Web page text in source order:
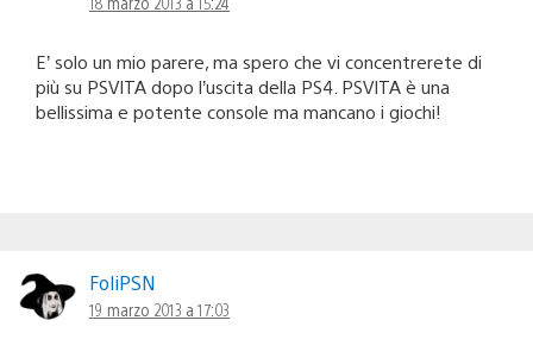
E’ solo un mio parere, ma spero che vi concentrerete di
più su PSVITA dopo l’uscita della PS4. PSVITA è una
bellissima e potente console ma mancano i giochi!
FoliPSN
19 marzo 2013 a 17:03